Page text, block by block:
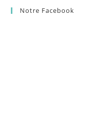
Notre Facebook